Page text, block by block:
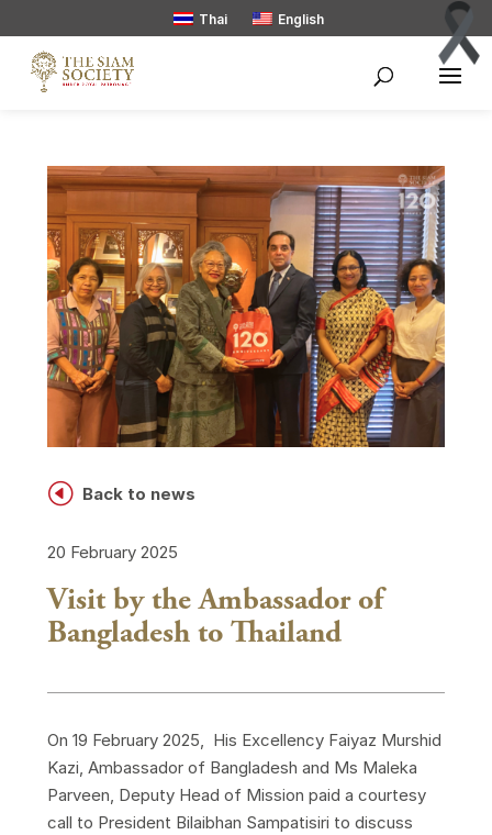
Thai English
H Back to news
20 February 2025
Visit by the Ambassador of
Bangladesh to Thailand
On 19 February 2025, His Excellency Faiyaz Murshid
Kazi, Ambassador of Bangladesh and Ms Maleka
Parveen, Deputy Head of Mission paid a courtesy
call to President Bilaibhan Sampatisiri to discuss